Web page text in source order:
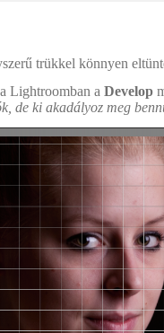
trükkel könnyen
Lightroomban a Develop
de ki akadályoz meg